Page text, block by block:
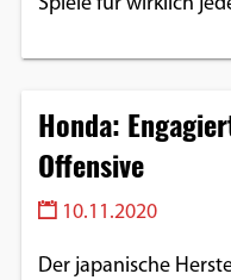
Honda:
Offensive
10.11.2020
Der japanische